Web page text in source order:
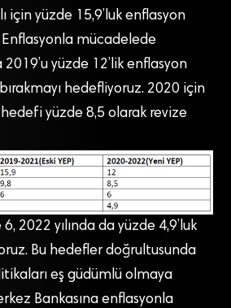
için yüzde 15,9’luk enflasyon
mücadelede
yüzde 12’lik enflasyon
hedefliyoruz. 2020 için
yüzde 8,5 olarak revize
2022 yılında da yüzde 4,9’luk
Bu hedefler doğrultusunda
eş güdümlü olmaya
Bankasına enflasyonla